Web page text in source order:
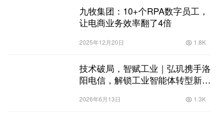
九牧集团：10+个RPA数字员工，
让电商业务效率翻了4倍
2025年12月20日 1.8K
技术破局，智赋工业｜弘玑携手洛
阳电信，解锁工业智能体转型新范
2026年6月13日 1.3K